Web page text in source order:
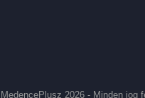
MedencePlusz 2026 - Minden jog